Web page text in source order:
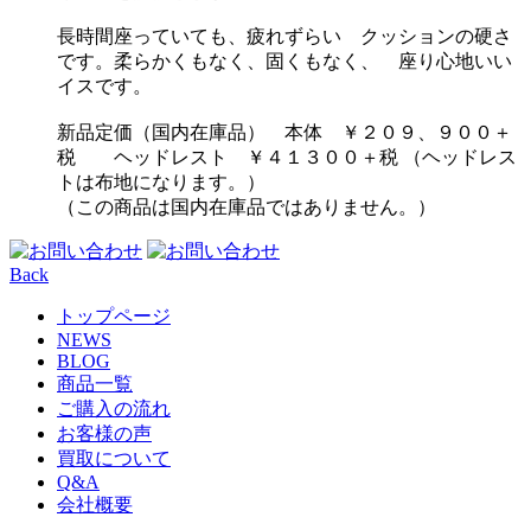
長時間座っていても、疲れずらい クッションの硬さ
です。柔らかくもなく、固くもなく、 座り心地いい
イスです。
新品定価（国内在庫品） 本体 ￥２０９、９００＋
税 ヘッドレスト ￥４１３００＋税 （ヘッドレス
トは布地になります。）
（この商品は国内在庫品ではありません。）
Back
トップページ
NEWS
BLOG
商品一覧
ご購入の流れ
お客様の声
買取について
Q&A
会社概要